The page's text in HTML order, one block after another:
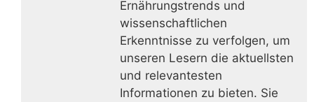
Ernährungstrends und
wissenschaftlichen
Erkenntnisse zu verfolgen, um
unseren Lesern die aktuellsten
und relevantesten
Informationen zu bieten. Sie